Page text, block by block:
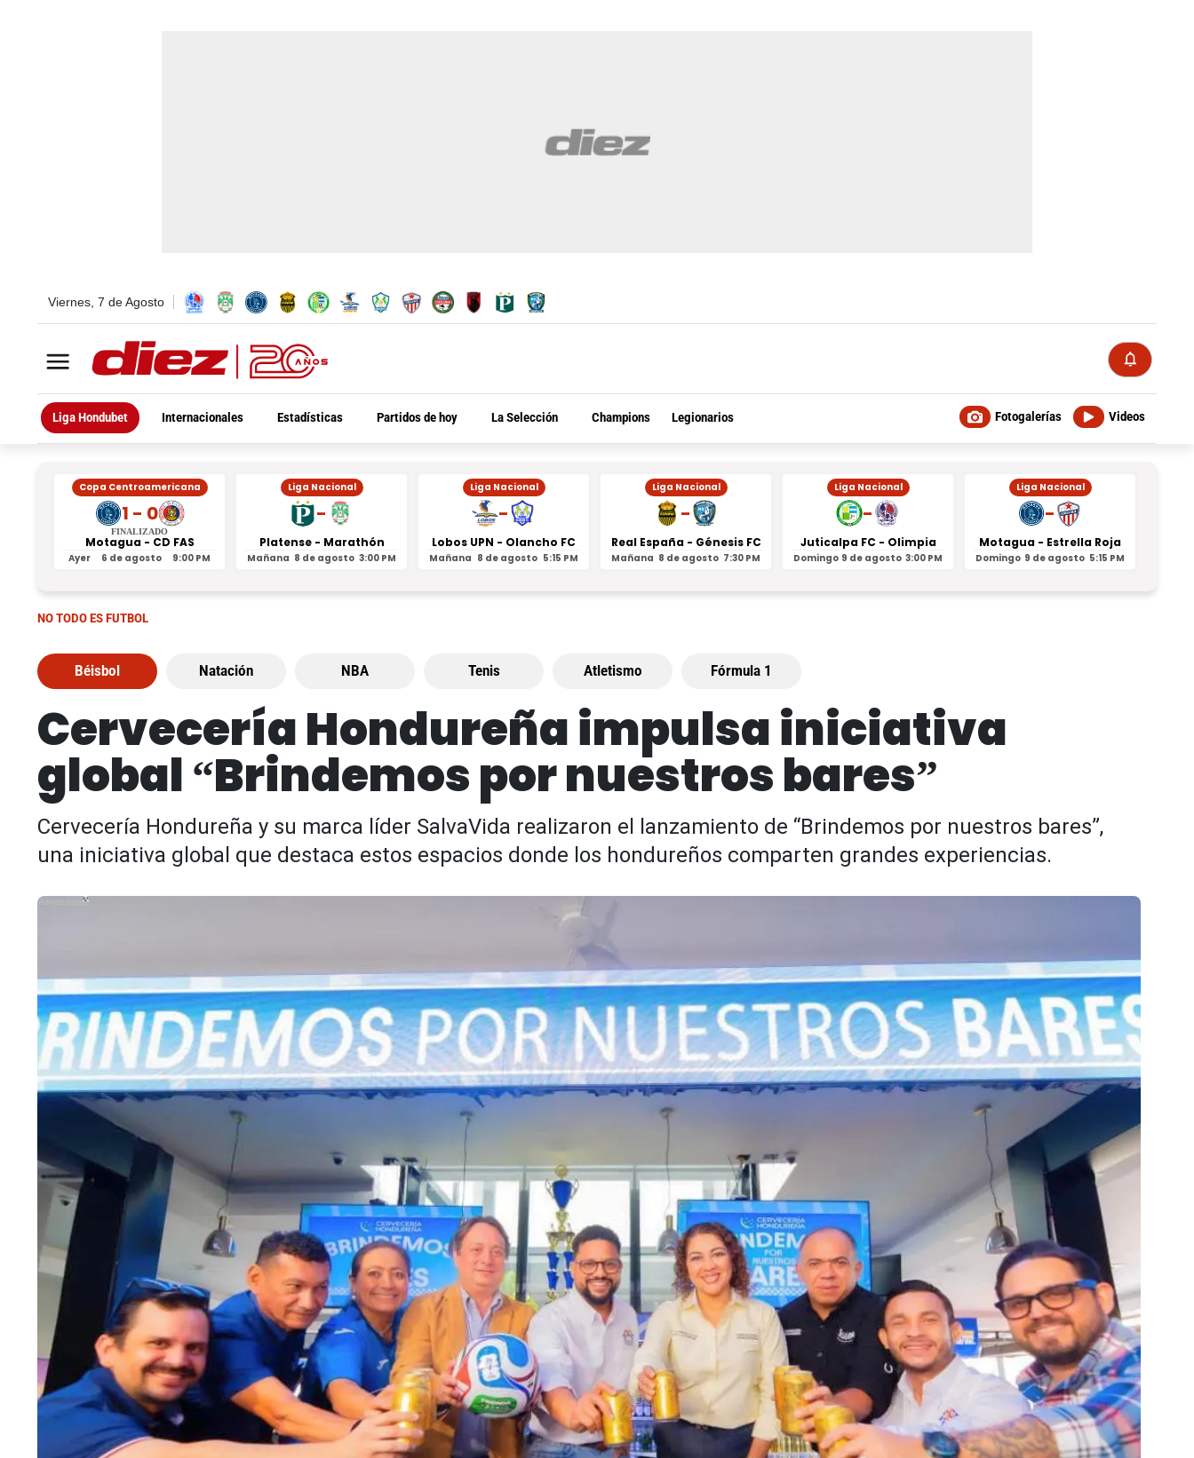
Viernes, 7 de Agosto
Liga Hondubet Internacionales Estadísticas Partidos de hoy La Selección Champions Legionarios Videos
Fotogalerías
Copa Centroamericana
1 - 0
FINALIZADO
Motagua - CD FAS
Ayer 6 de agosto 9:00 PM
Liga Nacional
-
Platense - Marathón
Mañana 8 de agosto 3:00 PM
Liga Nacional
-
Lobos UPN - Olancho FC
Mañana 8 de agosto 5:15 PM
Liga Nacional
-
Real España - Génesis FC
Mañana 8 de agosto 7:30 PM
Liga Nacional
-
Juticalpa FC - Olimpia
Domingo 9 de agosto 3:00 PM
Liga Nacional
-
Motagua - Estrella Roja
Domingo 9 de agosto 5:15 PM
NO TODO ES FUTBOL
Béisbol Natación NBA Tenis Atletismo Fórmula 1
Cervecería Hondureña impulsa iniciativa
global “Brindemos por nuestros bares”
Cervecería Hondureña y su marca líder SalvaVida realizaron el lanzamiento de “Brindemos por nuestros bares”,
una iniciativa global que destaca estos espacios donde los hondureños comparten grandes experiencias.
X
X
X